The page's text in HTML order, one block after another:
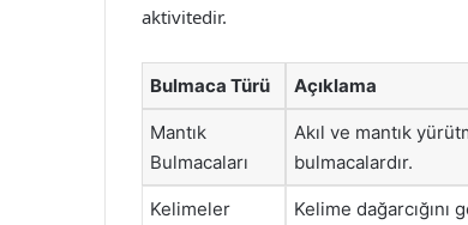
aktivitedir.
Bulmaca Türü Açıklama
Mantık
Bulmacaları
Akıl ve mantık
bulmacalardır.
Kelimeler Kelime dağarcığını